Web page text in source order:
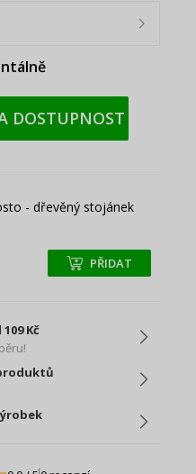
DOSTUPNOST
- dřevěný stojánek
+
+ PŘIDAT
Kč